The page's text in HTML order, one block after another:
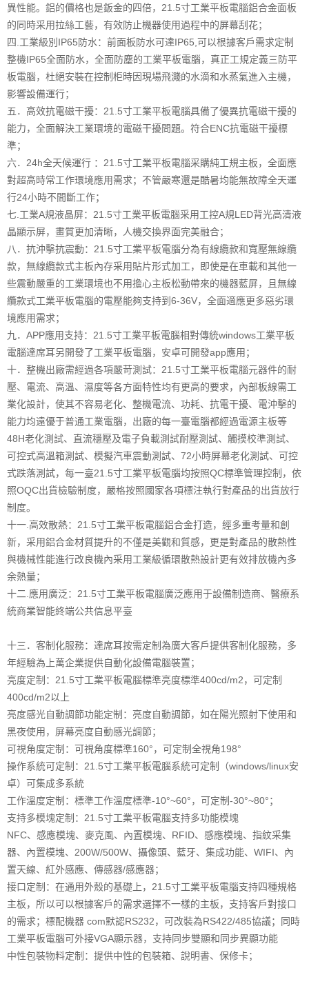
異性能。鋁的價格也是鈑金的四倍，21.5寸工業平板電腦鋁合金面板
的同時采用拉絲工藝，有效防止機器使用過程中的屏幕刮花；
四.工業級別IP65防水：前面板防水可達IP65,可以根據客戶需求定制
整機IP65全面防水，全面防塵的工業平板電腦，真正工規定義三防平
板電腦，杜絕安裝在控制柜時因現場飛濺的水滴和水蒸氣進入主機，
影響設備運行；
五．高效抗電磁干擾：21.5寸工業平板電腦具備了優異抗電磁干擾的
能力，全面解決工業環境的電磁干擾問題。符合ENC抗電磁干擾標
準；
六．24h全天候運行 ：21.5寸工業平板電腦采購純工規主板，全面應
對超高時常工作環境應用需求；不管嚴寒還是酷暑均能無故障全天運
行24小時不間斷工作；
七.工業A規液晶屏：21.5寸工業平板電腦采用工控A規LED背光高清液
晶顯示屏，畫質更加清晰，人機交換界面完美融合；
八．抗沖擊抗震動：21.5寸工業平板電腦分為有線纜款和寬壓無線纜
款，無線纜款式主板內存采用貼片形式加工，即使是在車載和其他一
些震動嚴重的工業環境也不用擔心主板松動帶來的機器藍屏，且無線
纜款式工業平板電腦的電壓能夠支持到6-36V，全面適應更多惡劣環
境應用需求；
九．APP應用支持：21.5寸工業平板電腦相對傳統windows工業平板
電腦達席耳另開發了工業平板電腦，安卓可開發app應用；
十．整機出廠需經過各項嚴苛測試：21.5寸工業平板電腦元器件的耐
壓、電流、高溫、濕度等各方面特性均有更高的要求，內部板線需工
業化設計，使其不容易老化、整機電流、功耗、抗電干擾、電沖擊的
能力均遠優于普通工業電腦，出廠的每一臺電腦都經過電源主板等
48H老化測試、直流穩壓及電子負載測試耐壓測試、觸摸校準測試、
可控式高溫箱測試、模擬汽車震動測試、72小時屏幕老化測試、可控
式跌落測試，每一臺21.5寸工業平板電腦均按照QC標準管理控制，依
照OQC出貨檢驗制度，嚴格按照國家各項標注執行對產品的出貨放行
制度。
十一.高效散熱：21.5寸工業平板電腦鋁合金打造，經多重考量和創
新，采用鋁合金材質提升的不僅是美觀和質感，更是對產品的散熱性
與機械性能進行改良機內采用工業級循環散熱設計更有效排放機內多
余熱量；
十二.應用廣泛：21.5寸工業平板電腦廣泛應用于設備制造商、醫療系
統商業智能終端公共信息平臺
十三．客制化服務：達席耳按需定制為廣大客戶提供客制化服務，多
年經驗為上萬企業提供自動化設備電腦裝置；
亮度定制：21.5寸工業平板電腦標準亮度標準400cd/m2，可定制
400cd/m2以上
亮度感光自動調節功能定制：亮度自動調節，如在陽光照射下使用和
黑夜使用，屏幕亮度自動感光調節；
可視角度定制：可視角度標準160°，可定制全視角198°
操作系統可定制：21.5寸工業平板電腦系統可定制（windows/linux安
卓）可集成多系統
工作溫度定制：標準工作溫度標準-10°~60°，可定制-30°~80°；
支持多模塊定制：21.5寸工業平板電腦支持多功能模塊
NFC、感應模塊、麥克風、內置模塊、RFID、感應模塊、指紋采集
器、內置模塊、200W/500W、攝像頭、藍牙、集成功能、WIFI、內
置天線、紅外感應、傳感器/感應器；
接口定制：在通用外殼的基礎上，21.5寸工業平板電腦支持四種規格
主板，所以可以根據客戶的需求選擇不一樣的主板，支持客戶對接口
的需求；標配機器 com默認RS232，可改裝為RS422/485協議；同時
工業平板電腦可外接VGA顯示器，支持同步雙顯和同步異顯功能
中性包裝物料定制：提供中性的包裝箱、說明書、保修卡；